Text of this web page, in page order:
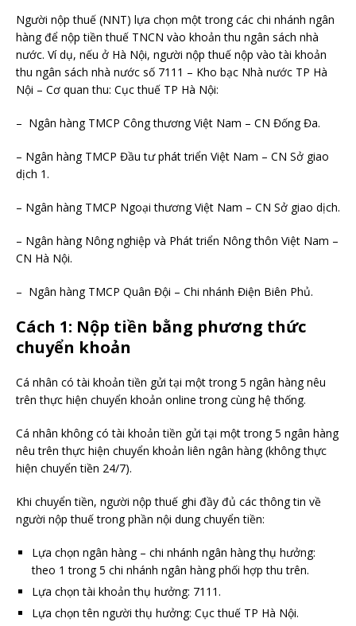
Người nộp thuế (NNT) lựa chọn một trong các chi nhánh ngân
hàng để nộp tiền thuế TNCN vào khoản thu ngân sách nhà
nước. Ví dụ, nếu ở Hà Nội, người nộp thuế nộp vào tài khoản
thu ngân sách nhà nước số 7111 – Kho bạc Nhà nước TP Hà
Nội – Cơ quan thu: Cục thuế TP Hà Nội:
– Ngân hàng TMCP Công thương Việt Nam – CN Đống Đa.
– Ngân hàng TMCP Đầu tư phát triển Việt Nam – CN Sở giao
dịch 1.
– Ngân hàng TMCP Ngoại thương Việt Nam – CN Sở giao dịch.
– Ngân hàng Nông nghiệp và Phát triển Nông thôn Việt Nam –
CN Hà Nội.
– Ngân hàng TMCP Quân Đội – Chi nhánh Điện Biên Phủ.
Cách 1: Nộp tiền bằng phương thức
chuyển khoản
Cá nhân có tài khoản tiền gửi tại một trong 5 ngân hàng nêu
trên thực hiện chuyển khoản online trong cùng hệ thống.
Cá nhân không có tài khoản tiền gửi tại một trong 5 ngân hàng
nêu trên thực hiện chuyển khoản liên ngân hàng (không thực
hiện chuyển tiền 24/7).
Khi chuyển tiền, người nộp thuế ghi đầy đủ các thông tin về
người nộp thuế trong phần nội dung chuyển tiền:
Lựa chọn ngân hàng – chi nhánh ngân hàng thụ hưởng:
theo 1 trong 5 chi nhánh ngân hàng phối hợp thu trên.
Lựa chọn tài khoản thụ hưởng: 7111.
Lựa chọn tên người thụ hưởng: Cục thuế TP Hà Nội.